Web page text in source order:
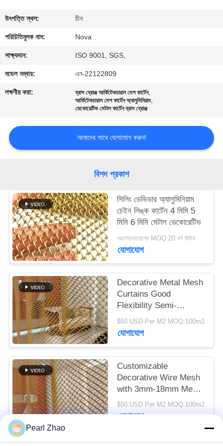
কারখানা
পরিদর্শন
গুণমান
নিয়ন্ত্রণ
সাথে
যোগাযোগ
মামলা
সাইট
ম্যাপ
গোপনীয়তা
নীতি
উৎপত্তি স্থল: চীন
পরিচিতিমুলক নাম: Nova
সাক্ষ্যদান: ISO 9001, SGS,
মডেল নম্বার: এন-22122809
লক্ষণীয় করা: ব্রাস ব্রোঞ্জ আর্কিটেকচারাল মেশ কার্টেন,
আর্কিটেকচারাল মেশ কার্টেন অ্যালুমিনিয়াম,
ডেকোরেটিভ মেটাল কার্টেন ব্রাস ব্রোঞ্জ
আমাদের সাথে যোগাযোগ করুন!
বিশদ প্রকাশ
সিলিং ডেভিডার অ্যালুমিনিয়াম
চেইন লিঙ্ক কার্টেন 4 মিমি 5
মিমি 6 মিমি মেটাল ডেকোরেটিভ
আলোচনাযোগ্য MOQ:20 বর্গ মিটার
যোগাযোগ
Decorative Metal Mesh
Curtains Good
Flexibility Semi-
transparent For Your
High-class Decorative
$50 USD Per M2 MOQ:100m2
যোগাযোগ
Customizable
Decorative Wire Mesh
with 3mm-18mm Mesh
Opening 0.5-2mm Wire
Diameter and
$50 USD Per M2 MOQ:100m2
যোগাযোগ
Pearl Zhao